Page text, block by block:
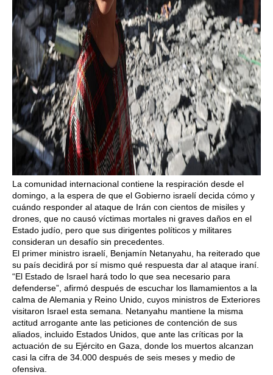
La comunidad internacional contiene la respiración desde el
domingo, a la espera de que el Gobierno israelí decida cómo y
cuándo responder al ataque de Irán con cientos de misiles y
drones, que no causó víctimas mortales ni graves daños en el
Estado judío, pero que sus dirigentes políticos y militares
consideran un desafío sin precedentes.
El primer ministro israelí, Benjamín Netanyahu, ha reiterado que
su país decidirá por sí mismo qué respuesta dar al ataque iraní.
“El Estado de Israel hará todo lo que sea necesario para
defenderse”, afirmó después de escuchar los llamamientos a la
calma de Alemania y Reino Unido, cuyos ministros de Exteriores
visitaron Israel esta semana. Netanyahu mantiene la misma
actitud arrogante ante las peticiones de contención de sus
aliados, incluido Estados Unidos, que ante las críticas por la
actuación de su Ejército en Gaza, donde los muertos alcanzan
casi la cifra de 34.000 después de seis meses y medio de
ofensiva.